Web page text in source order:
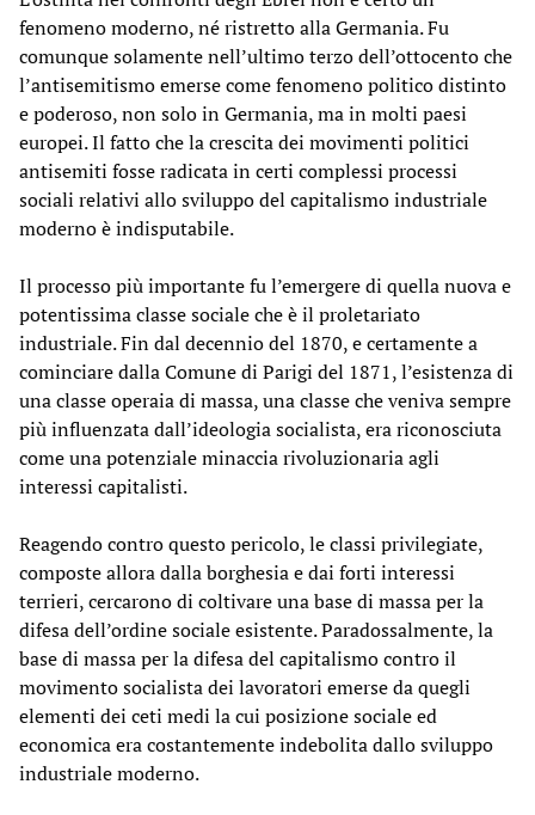
fenomeno moderno, né ristretto alla Germania. Fu
comunque solamente nell’ultimo terzo dell’ottocento che
l’antisemitismo emerse come fenomeno politico distinto
e poderoso, non solo in Germania, ma in molti paesi
europei. Il fatto che la crescita dei movimenti politici
antisemiti fosse radicata in certi complessi processi
sociali relativi allo sviluppo del capitalismo industriale
moderno è indisputabile.
Il processo più importante fu l’emergere di quella nuova e
potentissima classe sociale che è il proletariato
industriale. Fin dal decennio del 1870, e certamente a
cominciare dalla Comune di Parigi del 1871, l’esistenza di
una classe operaia di massa, una classe che veniva sempre
più influenzata dall’ideologia socialista, era riconosciuta
come una potenziale minaccia rivoluzionaria agli
interessi capitalisti.
Reagendo contro questo pericolo, le classi privilegiate,
composte allora dalla borghesia e dai forti interessi
terrieri, cercarono di coltivare una base di massa per la
difesa dell’ordine sociale esistente. Paradossalmente, la
base di massa per la difesa del capitalismo contro il
movimento socialista dei lavoratori emerse da quegli
elementi dei ceti medi la cui posizione sociale ed
economica era costantemente indebolita dallo sviluppo
industriale moderno.